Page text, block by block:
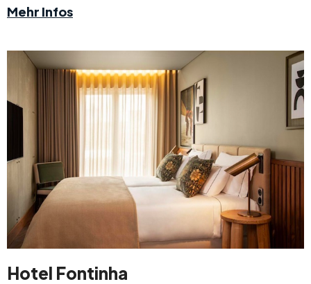
Mehr Infos
Hotel Fontinha